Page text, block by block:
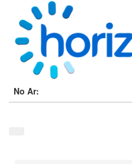
No Ar: